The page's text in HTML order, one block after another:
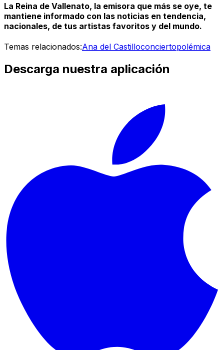
La Reina de Vallenato, la emisora que más se oye, te
mantiene informado con las noticias en tendencia,
nacionales, de tus artistas favoritos y del mundo.
Temas relacionados:Ana del Castilloconciertopolémica
Descarga nuestra aplicación